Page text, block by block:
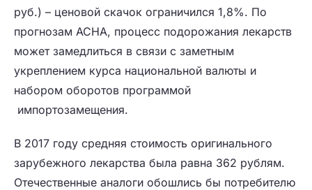
руб.) – ценовой скачок ограничился 1,8%. По
прогнозам АСНА, процесс подорожания лекарств
может замедлиться в связи с заметным
укреплением курса национальной валюты и
набором оборотов программой
импортозамещения.
В 2017 году средняя стоимость оригинального
зарубежного лекарства была равна 362 рублям.
Отечественные аналоги обошлись бы потребителю